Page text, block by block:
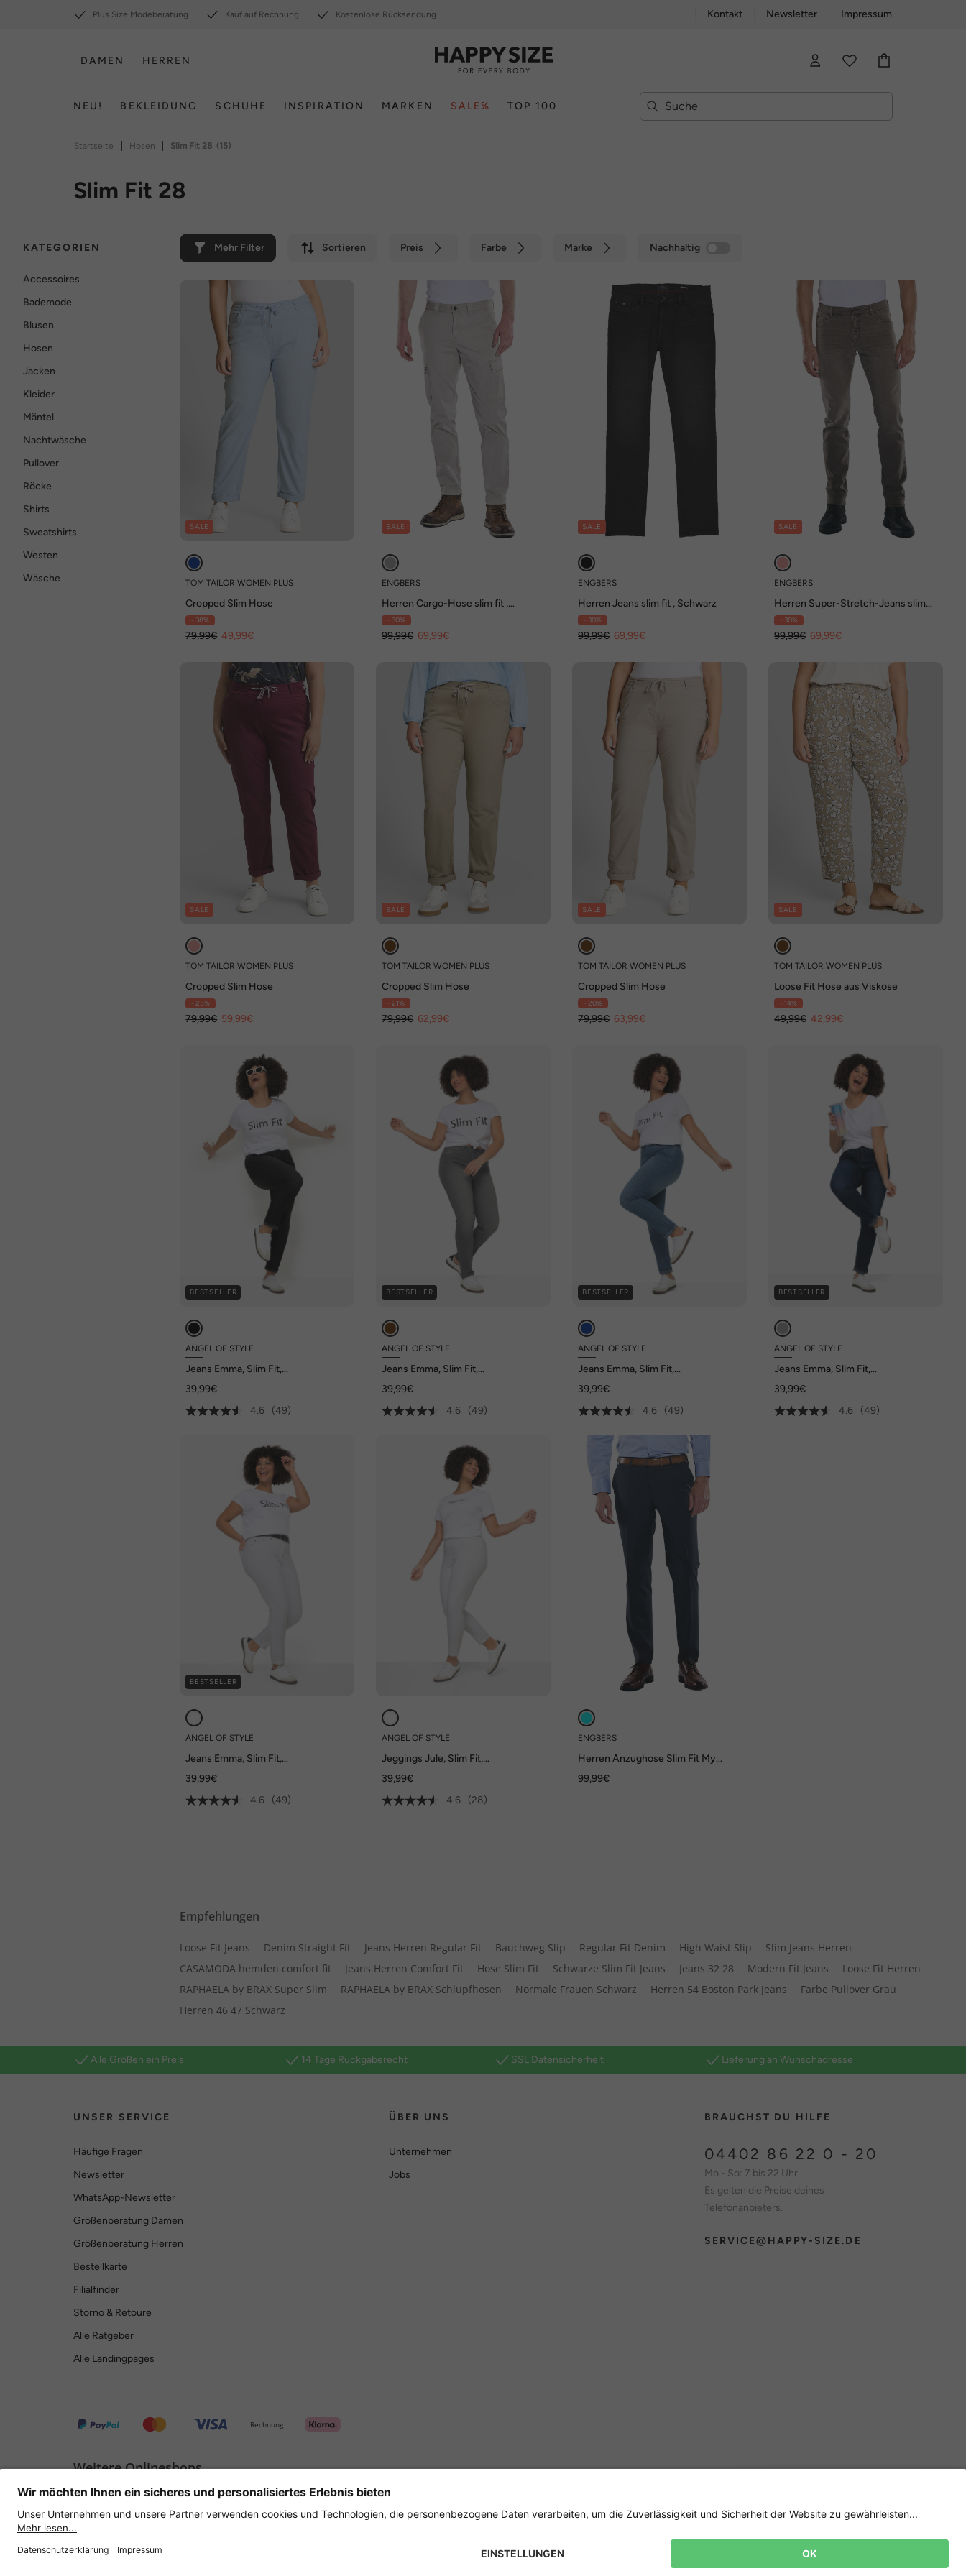
Plus Size Modeberatung Kauf auf Rechnung Kostenlose Rücksendung Kontakt Newsletter Impressum
DAMEN HERREN
NEU! BEKLEIDUNG SCHUHE INSPIRATION MARKEN SALE% TOP 100
Startseite | Hosen | Slim Fit 28 (15)
Slim Fit 28
KATEGORIEN Mehr Filter Sortieren Preis Farbe Marke Nachhaltig
Accessoires
Bademode
Blusen
Hosen
Jacken
Kleider
Mäntel
Nachtwäsche
Pullover
Röcke
Shirts
Sweatshirts
Westen
Wäsche
SALE
TOM TAILOR WOMEN PLUS
Cropped Slim Hose
- 38%
79,99€ 49,99€
SALE
ENGBERS
Herren Cargo-Hose slim fit ,
Hellgrau
- 30%
99,99€ 69,99€
SALE
ENGBERS
Herren Jeans slim fit , Schwarz
- 30%
99,99€ 69,99€
SALE
ENGBERS
Herren Super-Stretch-Jeans slim
fit , Hellbraun
- 30%
99,99€ 69,99€
SALE
TOM TAILOR WOMEN PLUS
Cropped Slim Hose
- 25%
79,99€ 59,99€
SALE
TOM TAILOR WOMEN PLUS
Cropped Slim Hose
- 21%
79,99€ 62,99€
SALE
TOM TAILOR WOMEN PLUS
Cropped Slim Hose
- 20%
79,99€ 63,99€
SALE
TOM TAILOR WOMEN PLUS
Loose Fit Hose aus Viskose
- 14%
49,99€ 42,99€
BESTSELLER
ANGEL OF STYLE
Jeans Emma, Slim Fit,
39,99€
4.6
(49)
BESTSELLER
ANGEL OF STYLE
Jeans Emma, Slim Fit,
39,99€
4.6
(49)
BESTSELLER
ANGEL OF STYLE
Jeans Emma, Slim Fit,
39,99€
4.6
(49)
BESTSELLER
ANGEL OF STYLE
Jeans Emma, Slim Fit,
39,99€
4.6
(49)
BESTSELLER
ANGEL OF STYLE
Jeans Emma, Slim Fit,
39,99€
4.6
(49)
ANGEL OF STYLE
Jeggings Jule, Slim Fit,
39,99€
4.6
(28)
ENGBERS
Herren Anzughose Slim Fit My
99,99€
Empfehlungen
Loose Fit Jeans Denim Straight Fit Jeans Herren Regular Fit Bauchweg Slip Regular Fit Denim High Waist Slip
Slim Jeans Herren
CASAMODA hemden comfort fit
Jeans Herren Comfort Fit Hose Slim Fit Schwarze Slim Fit Jeans Jeans 32 28 Modern Fit Jeans
Loose Fit Herren
RAPHAELA by BRAX Super Slim
RAPHAELA by BRAX Schlupfhosen Normale Frauen Schwarz Herren 54 Boston Park Jeans
Farbe Pullover Grau
Herren 46 47 Schwarz
Alle Größen ein Preis 14 Tage Rückgaberecht SSL Datensicherheit Lieferung an Wunschadresse
UNSER SERVICE
Häufige Fragen
Newsletter
WhatsApp-Newsletter
Größenberatung Damen
Größenberatung Herren
Bestellkarte
Filialfinder
Storno & Retoure
Alle Ratgeber
Alle Landingpages
ÜBER UNS
Unternehmen
Jobs
BRAUCHST DU HILFE
04402 86 22 0 - 20
Mo - So: 7 bis 22 Uhr
Es gelten die Preise deines
Telefonanbieters.
SERVICE@HAPPY-SIZE.DE
Rechnung
Weitere Onlineshops
Deutschland Sicher einkaufen mit
Jetzt
anmelden
und 15%
Rabatt sichern! 👈
Zur Anmeldung